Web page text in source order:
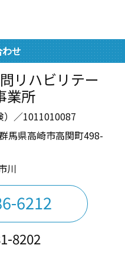
せ
リハビリテー
業所
）／1011010087
馬県高崎市高関町498-
川
6212
8202